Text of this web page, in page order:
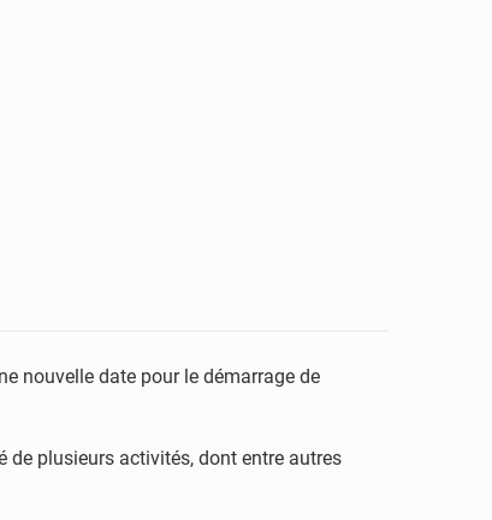
nouvelle date pour le démarrage de
de plusieurs activités, dont entre autres